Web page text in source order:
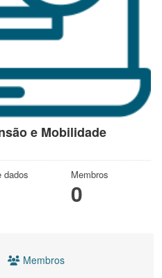
e Mobilidade
dados Membros
0
Membros